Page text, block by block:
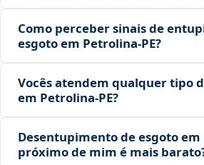
Como perceber sinais de
esgoto em Petrolina‑PE?
Vocês atendem qualquer tipo
em Petrolina‑PE?
Desentupimento de esgoto em
próximo de mim é mais